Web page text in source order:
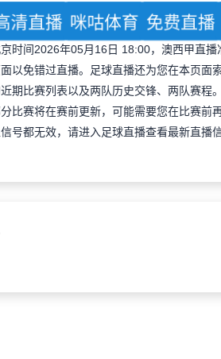
清直播 咪咕体育 免费直播
京时间2026年05月16日 18:00，澳西甲直
以免错过直播。足球直播还为您在本页面
期比赛列表以及两队历史交锋、两队赛程。
分比赛将在赛前更新，可能需要您在比赛
号都无效，请进入足球直播查看最新直播信